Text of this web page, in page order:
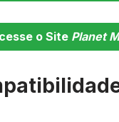
o Site Planet